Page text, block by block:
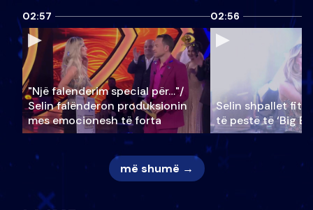
02:57
"Një falenderim special për…"/
Selin falënderon produksionin
mes emocionesh të forta
02:56
Selin shpallet
të pestë të ‘Big
më shumë →